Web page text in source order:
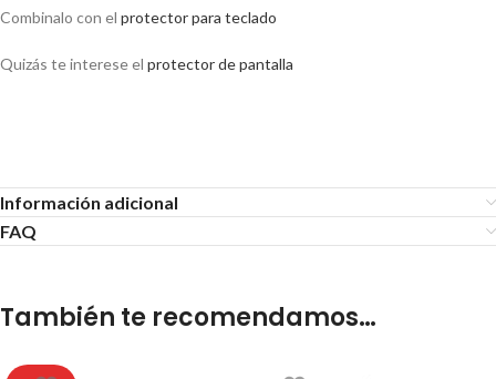
Combinalo con el protector para teclado
Quizás te interese el protector de pantalla
Información adicional
FAQ
También te recomendamos…